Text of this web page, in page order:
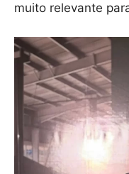
muito relevante